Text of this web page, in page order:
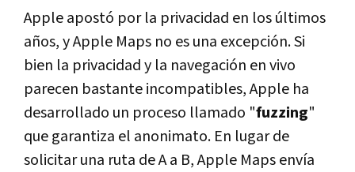
Apple apostó por la privacidad en los últimos
años, y Apple Maps no es una excepción. Si
bien la privacidad y la navegación en vivo
parecen bastante incompatibles, Apple ha
desarrollado un proceso llamado "fuzzing"
que garantiza el anonimato. En lugar de
solicitar una ruta de A a B, Apple Maps envía